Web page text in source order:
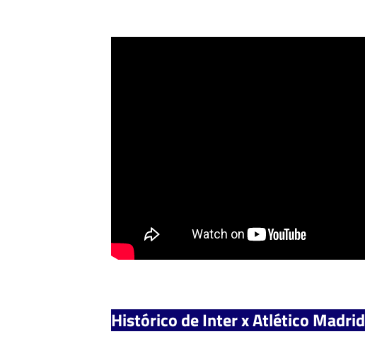
Histórico de Inter x Atlético Madrid